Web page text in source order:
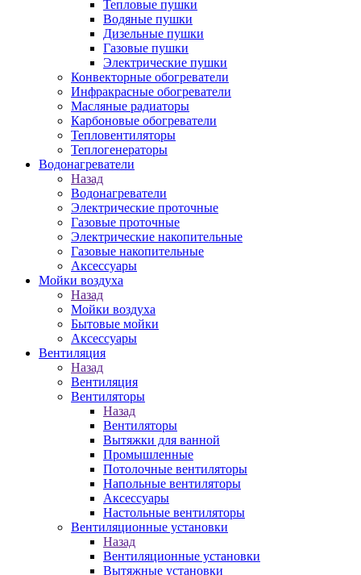
Тепловые пушки
Водяные пушки
Дизельные пушки
Газовые пушки
Электрические пушки
Конвекторные обогреватели
Инфракрасные обогреватели
Масляные радиаторы
Карбоновые обогреватели
Тепловентиляторы
Теплогенераторы
Водонагреватели
Назад
Водонагреватели
Электрические проточные
Газовые проточные
Электрические накопительные
Газовые накопительные
Аксессуары
Мойки воздуха
Назад
Мойки воздуха
Бытовые мойки
Аксессуары
Вентиляция
Назад
Вентиляция
Вентиляторы
Назад
Вентиляторы
Вытяжки для ванной
Промышленные
Потолочные вентиляторы
Напольные вентиляторы
Аксессуары
Настольные вентиляторы
Вентиляционные установки
Назад
Вентиляционные установки
Вытяжные установки